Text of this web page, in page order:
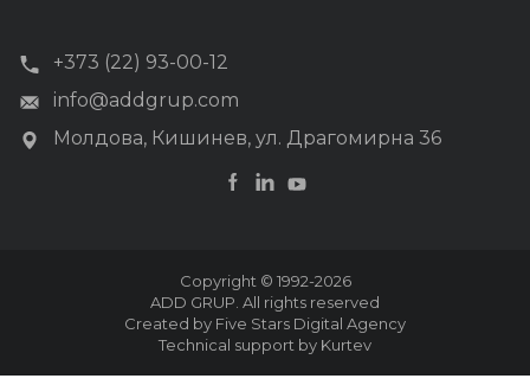
+373 (22) 93-00-12
info@addgrup.com
Молдова, Кишинев, ул. Драгомирна 36
Copyright © 1992-2026
ADD GRUP. All rights reserved
Created by Five Stars Digital Agency
Technical support by Kurtev